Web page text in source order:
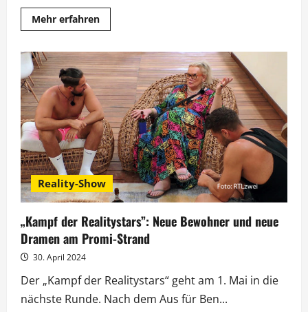
Mehr erfahrenMehr
Informationen
der
Realitystars“:
Halbzeit
am
Star-
Strand
Reality-Show
„Kampf der Realitystars”: Neue Bewohner und neue
Dramen am Promi-Strand
30. April 2024
Der „Kampf der Realitystars“ geht am 1. Mai in die
nächste Runde. Nach dem Aus für Ben...